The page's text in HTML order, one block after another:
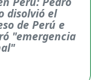
disolvió el
de Perú e
"emergencia